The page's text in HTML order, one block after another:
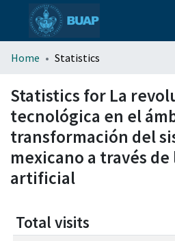
menu.section.about_menu
All of DSpace
Home Statistics
Statistics for La
tecnológica en el
transformación del
mexicano a través
artificial
Total visits